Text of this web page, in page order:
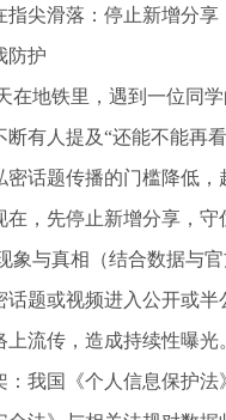
指尖滑落：停止新增分
防护
在地铁里，遇到一位同
断有人提及“还能不能再
密话题传播的门槛降低
在，先停止新增分享，
象与真相（结合数据与
话题或视频进入公开或
上流传，造成持续性曝光
：我国《个人信息保护